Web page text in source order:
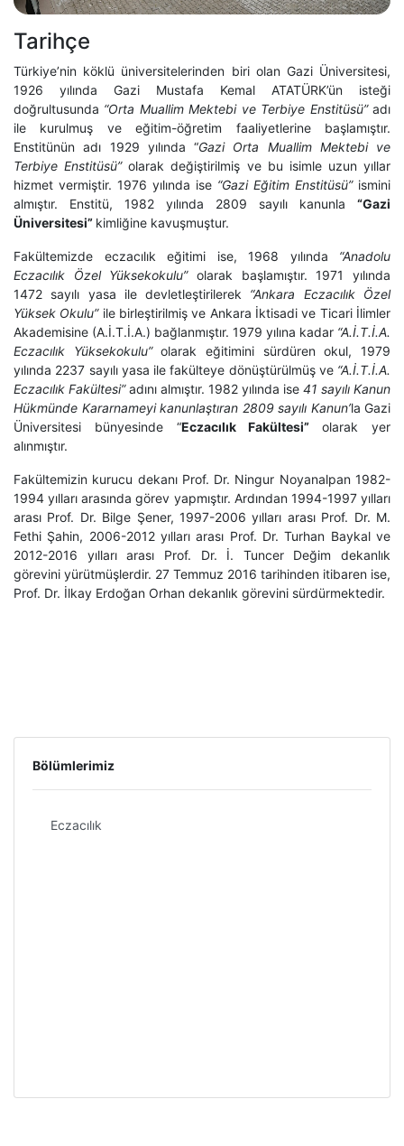
Tarihçe
Türkiye’nin köklü üniversitelerinden biri olan Gazi Üniversitesi,
1926 yılında Gazi Mustafa Kemal ATATÜRK’ün isteği
doğrultusunda “Orta Muallim Mektebi ve Terbiye Enstitüsü”adı
ile kurulmuş ve eğitim-öğretim faaliyetlerine başlamıştır.
Enstitünün adı 1929 yılında “Gazi Orta Muallim Mektebi ve
Terbiye Enstitüsü”olarak değiştirilmiş ve bu isimle uzun yıllar
hizmet vermiştir. 1976 yılında ise “Gazi Eğitim Enstitüsü” ismini
almıştır. Enstitü, 1982 yılında 2809 sayılı kanunla “Gazi
Üniversitesi” kimliğine kavuşmuştur.
Fakültemizde eczacılık eğitimi ise, 1968 yılında “Anadolu
Eczacılık Özel Yüksekokulu” olarak başlamıştır. 1971 yılında
1472 sayılı yasa ile devletleştirilerek “Ankara Eczacılık Özel
Yüksek Okulu” ile birleştirilmiş ve Ankara İktisadi ve Ticari İlimler
Akademisine (A.İ.T.İ.A.) bağlanmıştır. 1979 yılına kadar “A.İ.T.İ.A.
Eczacılık Yüksekokulu”olarak eğitimini sürdüren okul, 1979
yılında 2237 sayılı yasa ile fakülteye dönüştürülmüş ve “A.İ.T.İ.A.
Eczacılık Fakültesi”adını almıştır. 1982 yılında ise 41 sayılı Kanun
Hükmünde Kararnameyi kanunlaştıran 2809 sayılı Kanun’la Gazi
Üniversitesi bünyesinde “Eczacılık Fakültesi”olarak yer
alınmıştır.
Fakültemizin kurucu dekanı Prof. Dr. Ningur Noyanalpan 1982-
1994 yılları arasında görev yapmıştır. Ardından 1994-1997 yılları
arası Prof. Dr. Bilge Şener, 1997-2006 yılları arası Prof. Dr. M.
Fethi Şahin, 2006-2012 yılları arası Prof. Dr. Turhan Baykal ve
2012-2016 yılları arası Prof. Dr. İ. Tuncer Değim dekanlık
görevini yürütmüşlerdir. 27 Temmuz 2016 tarihinden itibaren ise,
Prof. Dr. İlkay Erdoğan Orhan dekanlık görevini sürdürmektedir.
Bölümlerimiz
Eczacılık